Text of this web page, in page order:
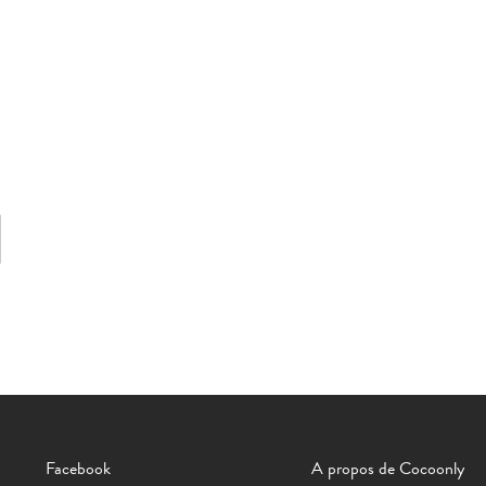
Facebook A propos de Cocoonly